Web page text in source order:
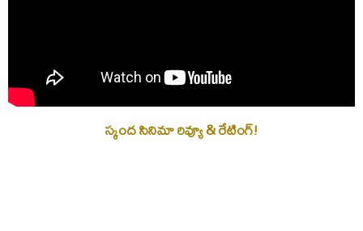
స్కంద సినిమా రివ్యూ & రేటింగ్!